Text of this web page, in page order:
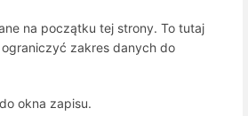
na początku tej strony. To tutaj
zakres danych do
okna zapisu.